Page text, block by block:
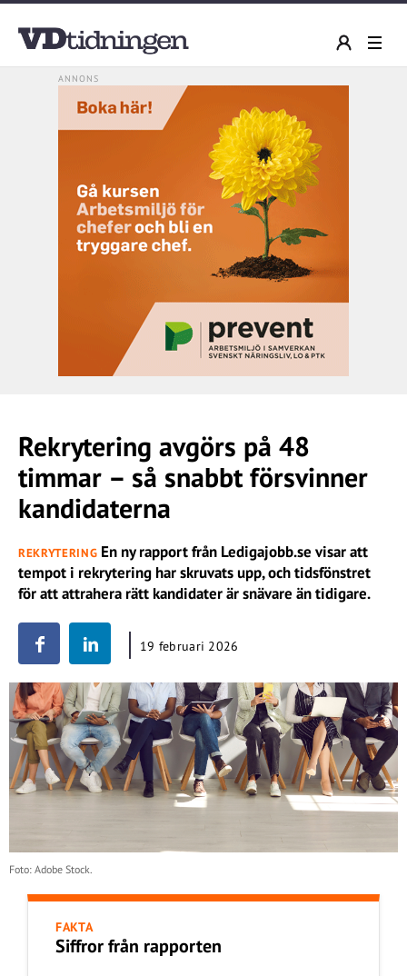
Rekrytering avgörs på 48
timmar – så snabbt försvinner
kandidaterna
REKRYTERING En ny rapport från Ledigajobb.se visar att
tempot i rekrytering har skruvats upp, och tidsfönstret
för att attrahera rätt kandidater är snävare än tidigare.
19 februari 2026
Foto: Adobe Stock.
FAKTA
Siffror från rapporten